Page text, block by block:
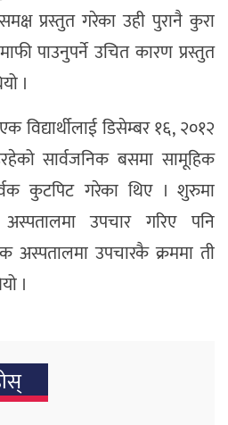
प्रस्तुत गरेका उही पुरानै कुरा
माफी पाउनुपर्ने उचित कारण प्रस्तुत
।
विद्यार्थीलाई डिसेम्बर १६, २०१२
सार्वजनिक बसमा सामूहिक
कुटपिट गरेका थिए । शुरुमा
उपचार गरिए पनि
अस्पतालमा उपचारकै क्रममा ती
।